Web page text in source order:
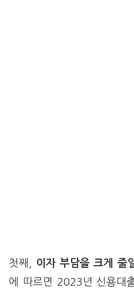
첫째, 이자 부담을 크게 줄
에 따르면 2023년 신용대